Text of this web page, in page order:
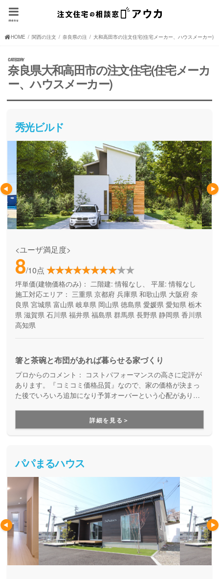
menu
HOME 関西の注文住宅(住宅メーカー、ハウスメーカー)
奈良県の注文住宅(住宅メーカー、ハウスメーカー)
大和高田市の注文住宅(住宅メーカー、ハウスメーカー)
奈良県大和高田市の注文住宅(住宅メーカ
ー、ハウスメーカー)
秀光ビルド
<ユーザ満足度>
8/10点
坪単価(建物価格のみ)： 二階建: 情報なし、 平屋: 情報なし
施工対応エリア： 三重県 京都府 兵庫県 和歌山県 大阪府 奈
良県 宮城県 富山県 岐阜県 岡山県 徳島県 愛媛県 愛知県 栃木
県 滋賀県 石川県 福井県 福島県 群馬県 長野県 静岡県 香川県
高知県
箸と茶碗と布団があれば暮らせる家づくり
プロからのコメント： コストパフォーマンスの高さに定評が
あります。『コミコミ価格品質』なので、家の価格が決まっ
た後でいろいろ追加になり予算オーバーという心配がありま
詳細を見る＞
パパまるハウス